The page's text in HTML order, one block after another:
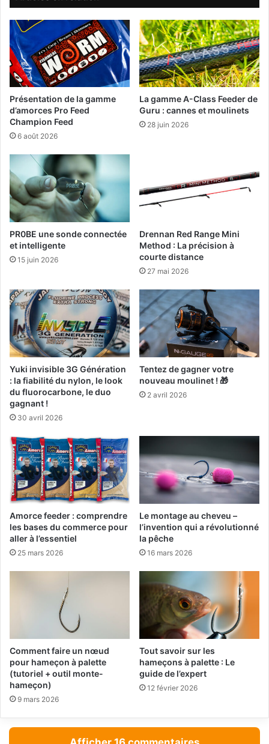
w
n
i
n
g
B
a
c
k
V
p
e
r
M
K
1
4
S
Présentation de la gamme
d’amorces Pro Feed
Champion Feed
6 août 2026
La gamme A-Class Feeder de
Guru : cannes et moulinets
28 juin 2026
PR0BE une sonde connectée
et intelligente
15 juin 2026
Drennan Red Range Mini
Method : La précision à
courte distance
27 mai 2026
Yuki invisible 3G Génération
: la fiabilité du nylon, le look
du fluorocarbone, le duo
gagnant !
30 avril 2026
Tentez de gagner votre
nouveau moulinet ! 🎁
2 avril 2026
Amorce feeder : comprendre
les bases du commerce pour
aller à l’essentiel
25 mars 2026
Le montage au cheveu –
l’invention qui a révolutionné
la pêche
16 mars 2026
Comment faire un nœud
pour hameçon à palette
(tutoriel + outil monte-
hameçon)
9 mars 2026
Tout savoir sur les
hameçons à palette : Le
guide de l’expert
12 février 2026